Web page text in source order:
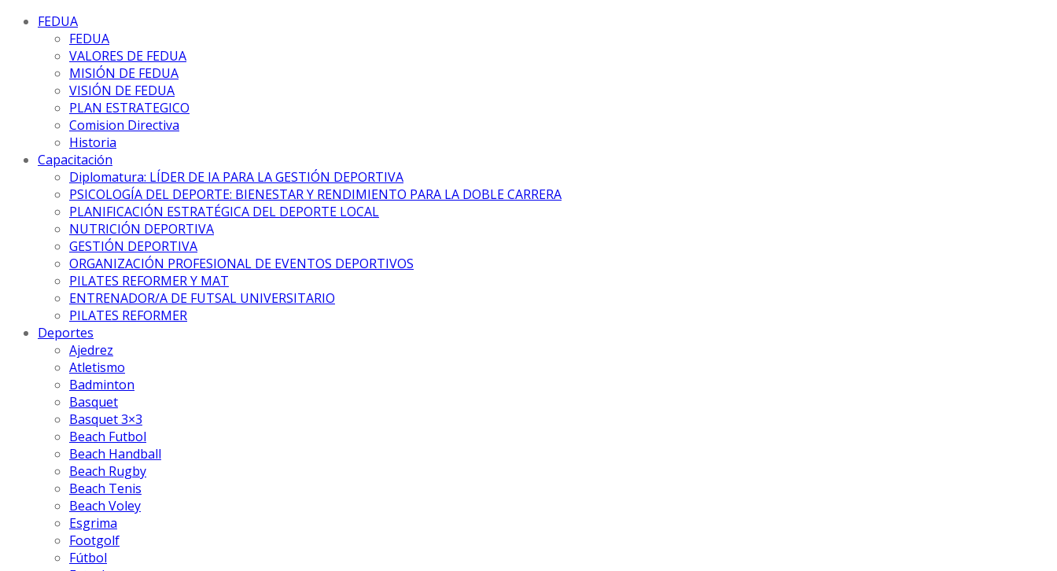
FEDUA
FEDUA
VALORES DE FEDUA
MISIÓN DE FEDUA
VISIÓN DE FEDUA
PLAN ESTRATEGICO
Comision Directiva
Historia
Capacitación
Diplomatura: LÍDER DE IA PARA LA GESTIÓN DEPORTIVA
PSICOLOGÍA DEL DEPORTE: BIENESTAR Y RENDIMIENTO PARA LA DOBLE CARRERA
PLANIFICACIÓN ESTRATÉGICA DEL DEPORTE LOCAL
NUTRICIÓN DEPORTIVA
GESTIÓN DEPORTIVA
ORGANIZACIÓN PROFESIONAL DE EVENTOS DEPORTIVOS
PILATES REFORMER Y MAT
ENTRENADOR/A DE FUTSAL UNIVERSITARIO
PILATES REFORMER
Deportes
Ajedrez
Atletismo
Badminton
Basquet
Basquet 3×3
Beach Futbol
Beach Handball
Beach Rugby
Beach Tenis
Beach Voley
Esgrima
Footgolf
Fútbol